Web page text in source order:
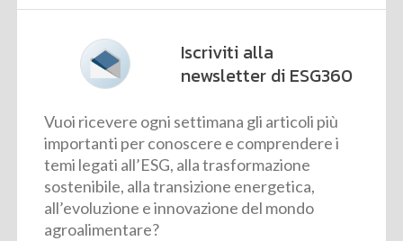
Iscriviti alla
newsletter di ESG360
Vuoi ricevere ogni settimana gli articoli più
importanti per conoscere e comprendere i
temi legati all’ESG, alla trasformazione
sostenibile, alla transizione energetica,
all’evoluzione e innovazione del mondo
agroalimentare?